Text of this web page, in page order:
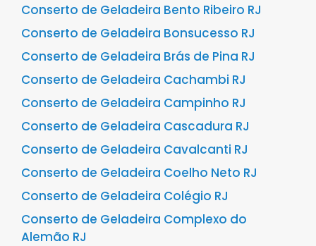
Conserto de Geladeira Bento Ribeiro RJ
Conserto de Geladeira Bonsucesso RJ
Conserto de Geladeira Brás de Pina RJ
Conserto de Geladeira Cachambi RJ
Conserto de Geladeira Campinho RJ
Conserto de Geladeira Cascadura RJ
Conserto de Geladeira Cavalcanti RJ
Conserto de Geladeira Coelho Neto RJ
Conserto de Geladeira Colégio RJ
Conserto de Geladeira Complexo do
Alemão RJ